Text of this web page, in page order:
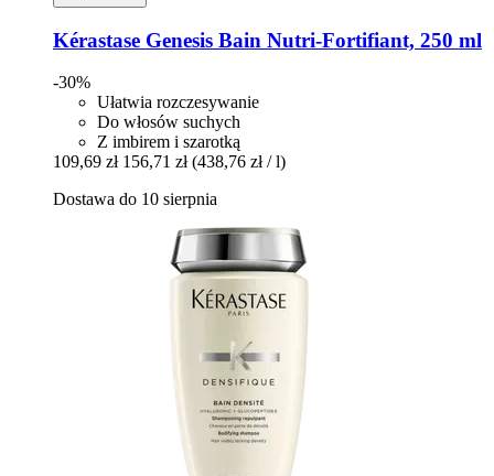
Kérastase Genesis Bain Nutri-​Fortifiant, 250 ml
-30%
Ułatwia rozczesywanie
Do włosów suchych
Z imbirem i szarotką
109,69 zł 156,71 zł (438,76 zł / l)
Dostawa do 10 sierpnia